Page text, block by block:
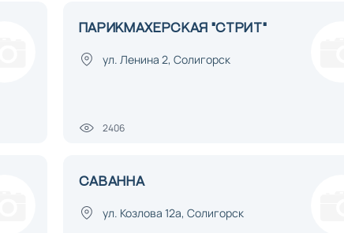
ПАРИКМАХЕРСКАЯ "СТРИТ"
ул. Ленина 2, Солигорск
2406
САВАННА
ул. Козлова 12а, Солигорск